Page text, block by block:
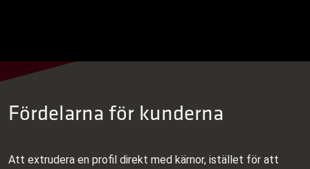
Fördelarna för kunderna
Att extrudera en profil direkt med kärnor, istället för att